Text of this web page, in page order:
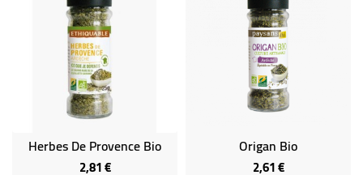
Herbes De Provence Bio
2,81 €Prix
Origan Bio
2,61 €Prix